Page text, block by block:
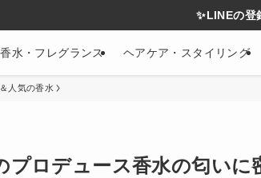
✨LINEの登
香水・フレグランス ヘアケア・スタイリング
人気の香水
プロデュース香水の匂いに